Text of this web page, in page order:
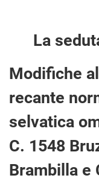
La
Modifiche
recante
selvatica
C. 1548
Brambilla e